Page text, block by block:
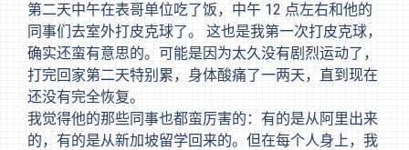
第二天中午在表哥单位吃了饭，中午 12 点左右和他的
同事们去室外打皮克球了。 这也是我第一次打皮克球，
确实还蛮有意思的。可能是因为太久没有剧烈运动了，
打完回家第二天特别累，身体酸痛了一两天，直到现在
还没有完全恢复。
我觉得他的那些同事也都蛮厉害的：有的是从阿里出来
的，有的是从新加坡留学回来的。但在每个人身上，我